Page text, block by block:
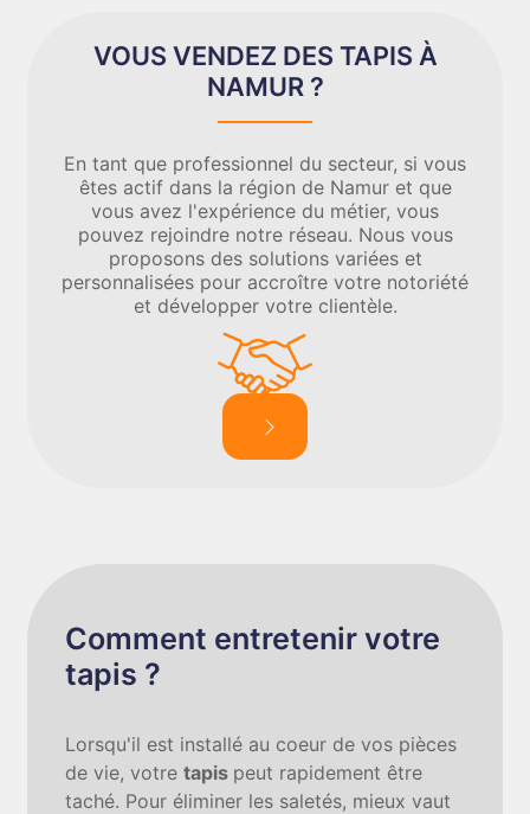
VOUS VENDEZ DES TAPIS À
NAMUR ?
En tant que professionnel du secteur, si vous
êtes actif dans la région de Namur et que
vous avez l'expérience du métier, vous
pouvez rejoindre notre réseau. Nous vous
proposons des solutions variées et
personnalisées pour accroître votre notoriété
et développer votre clientèle.
Comment entretenir votre
tapis ?
Lorsqu'il est installé au coeur de vos pièces
de vie, votretapis peut rapidement être
taché. Pour éliminer les saletés, mieux vaut